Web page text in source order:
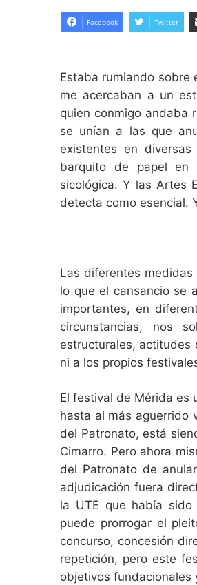
Facebook Twitter
Estaba rumiando sobre
me acercaban a un
quien conmigo andaba
se unían a las que
existentes en
barquito de papel en
sicológica. Y las Artes
detecta como esencial.
Las diferentes
lo que el cansancio se
importantes, en
circunstancias, nos
estructurales, actitudes
ni a los propios
El festival de Mérida es
hasta al más aguerrido
del Patronato, está
Cimarro. Pero ahora
del Patronato de
adjudicación fuera
la UTE que había sido
puede prorrogar el
concurso, concesión
repetición, pero este
objetivos fundacionales